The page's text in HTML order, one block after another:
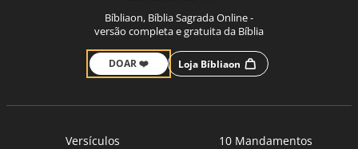
Bíbliaon, Bíblia Sagrada Online -
versão completa e gratuita da Bíblia
DOAR ❤️ Loja Bíbliaon
Versículos
10 Mandamentos